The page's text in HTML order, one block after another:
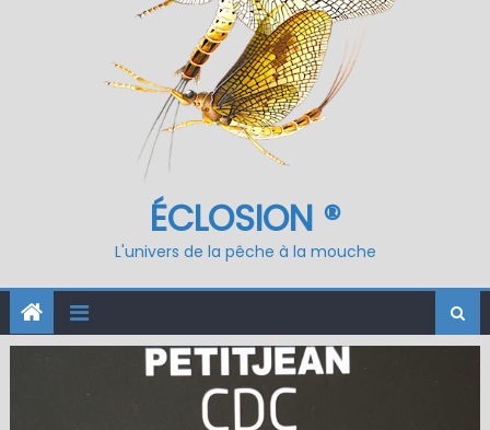
ÉCLOSION ®
L'univers de la pêche à la mouche